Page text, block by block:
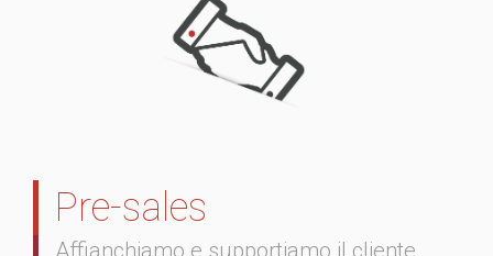
Pre-sales
Affianchiamo e supportiamo il cliente.